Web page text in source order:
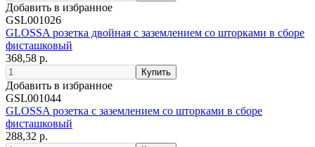
Добавить в избранное
GSL001026
GLOSSA розетка двойная с заземлением со шторками в сборе
фисташковый
368,58 р.
Добавить в избранное
GSL001044
GLOSSA розетка с заземлением со шторками в сборе
фисташковый
288,32 р.